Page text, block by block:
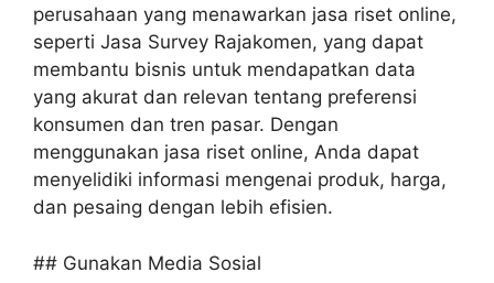
perusahaan yang menawarkan jasa riset online,
seperti Jasa Survey Rajakomen, yang dapat
membantu bisnis untuk mendapatkan data
yang akurat dan relevan tentang preferensi
konsumen dan tren pasar. Dengan
menggunakan jasa riset online, Anda dapat
menyelidiki informasi mengenai produk, harga,
dan pesaing dengan lebih efisien.
## Gunakan Media Sosial